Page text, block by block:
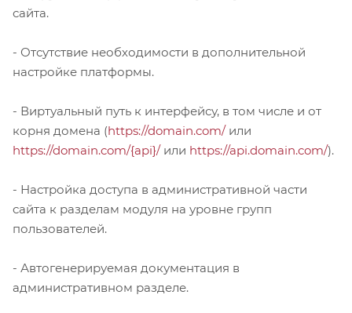
сайта.
- Отсутствие необходимости в дополнительной
настройке платформы.
- Виртуальный путь к интерфейсу, в том числе и от
корня домена (https://domain.com/или
https://domain.com/{api}/или https://api.domain.com/).
- Настройка доступа в административной части
сайта к разделам модуля на уровне групп
пользователей.
- Автогенерируемая документация в
административном разделе.